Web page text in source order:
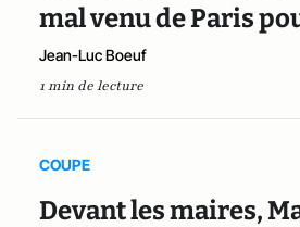
mal venu de Paris
Jean-Luc Boeuf
1 min de lecture
COUPE
Devant les maires,